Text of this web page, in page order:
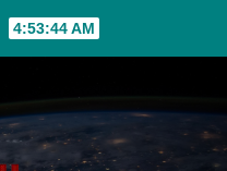
4:53:45 AM